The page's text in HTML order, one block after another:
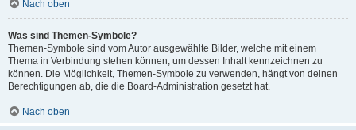
Nach oben
Was sind Themen-Symbole?
Themen-Symbole sind vom Autor ausgewählte Bilder, welche mit einem
Thema in Verbindung stehen können, um dessen Inhalt kennzeichnen zu
können. Die Möglichkeit, Themen-Symbole zu verwenden, hängt von deinen
Berechtigungen ab, die die Board-Administration gesetzt hat.
Nach oben